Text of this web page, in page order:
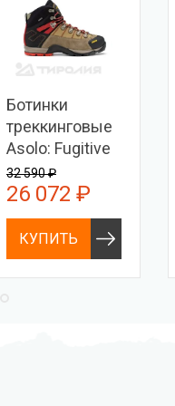
Ботинки
треккинговые
Asolo: Fugitive
GTX MM
32 590 ₽
26 072 ₽
КУПИТЬ